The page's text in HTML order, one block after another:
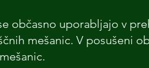
občasno uporabljajo v
mešanic. V posušeni